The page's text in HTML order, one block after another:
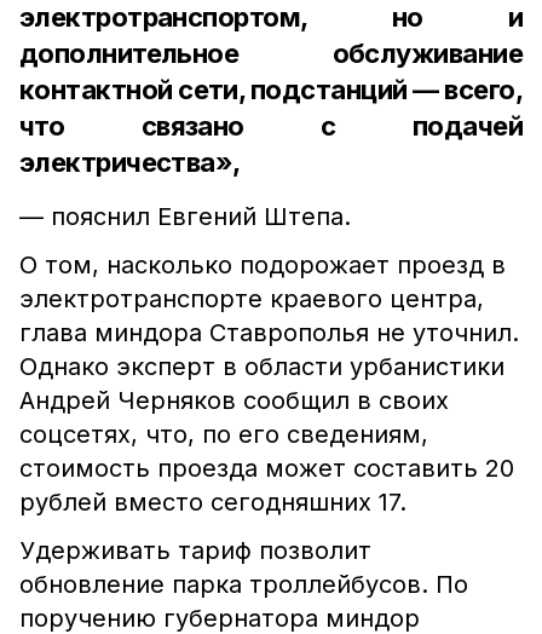
электротранспортом, но и
дополнительное обслуживание
контактной сети, подстанций — всего,
что связано с подачей
электричества»,
— пояснил Евгений Штепа.
О том, насколько подорожает проезд в
электротранспорте краевого центра,
глава миндора Ставрополья не уточнил.
Однако эксперт в области урбанистики
Андрей Черняков сообщил в своих
соцсетях, что, по его сведениям,
стоимость проезда может составить 20
рублей вместо сегодняшних 17.
Удерживать тариф позволит
обновление парка троллейбусов. По
поручению губернатора миндор